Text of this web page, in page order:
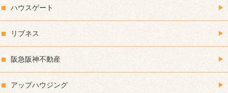
ハウスゲート
リブネス
阪急阪神不動産
アップハウジング